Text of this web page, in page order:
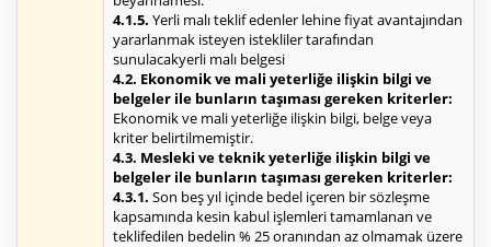
4.1.5. Yerli malı teklif edenler lehine fiyat avantajından
yararlanmak isteyen istekliler tarafından
sunulacakyerli malı belgesi
4.2. Ekonomik ve mali yeterliğe ilişkin bilgi ve
belgeler ile bunların taşıması gereken kriterler:
Ekonomik ve mali yeterliğe ilişkin bilgi, belge veya
kriter belirtilmemiştir.
4.3. Mesleki ve teknik yeterliğe ilişkin bilgi ve
belgeler ile bunların taşıması gereken kriterler:
4.3.1. Son beş yıl içinde bedel içeren bir sözleşme
kapsamında kesin kabul işlemleri tamamlanan ve
teklifedilen bedelin % 25 oranından az olmamak üzere